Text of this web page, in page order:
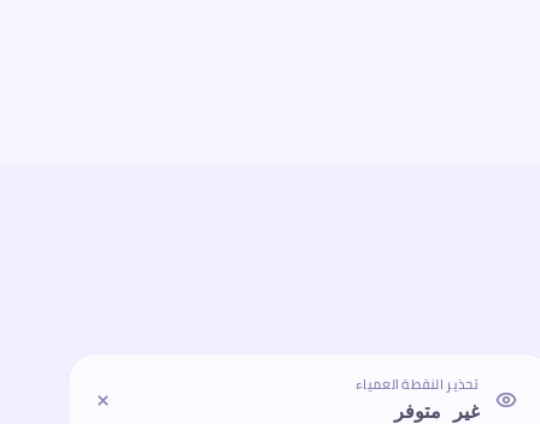
تحذير النقطة العمياء
غير متوفر